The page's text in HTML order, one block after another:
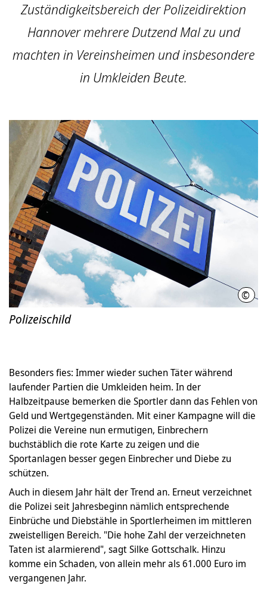
Zuständigkeitsbereich der Polizeidirektion
Hannover mehrere Dutzend Mal zu und
machten in Vereinsheimen und insbesondere
in Umkleiden Beute.
©
Polizeischild
Besonders fies: Immer wieder suchen Täter während
laufender Partien die Umkleiden heim. In der
Halbzeitpause bemerken die Sportler dann das Fehlen von
Geld und Wertgegenständen. Mit einer Kampagne will die
Polizei die Vereine nun ermutigen, Einbrechern
buchstäblich die rote Karte zu zeigen und die
Sportanlagen besser gegen Einbrecher und Diebe zu
schützen.
Auch in diesem Jahr hält der Trend an. Erneut verzeichnet
die Polizei seit Jahresbeginn nämlich entsprechende
Einbrüche und Diebstähle in Sportlerheimen im mittleren
zweistelligen Bereich. "Die hohe Zahl der verzeichneten
Taten ist alarmierend", sagt Silke Gottschalk. Hinzu
komme ein Schaden, von allein mehr als 61.000 Euro im
vergangenen Jahr.